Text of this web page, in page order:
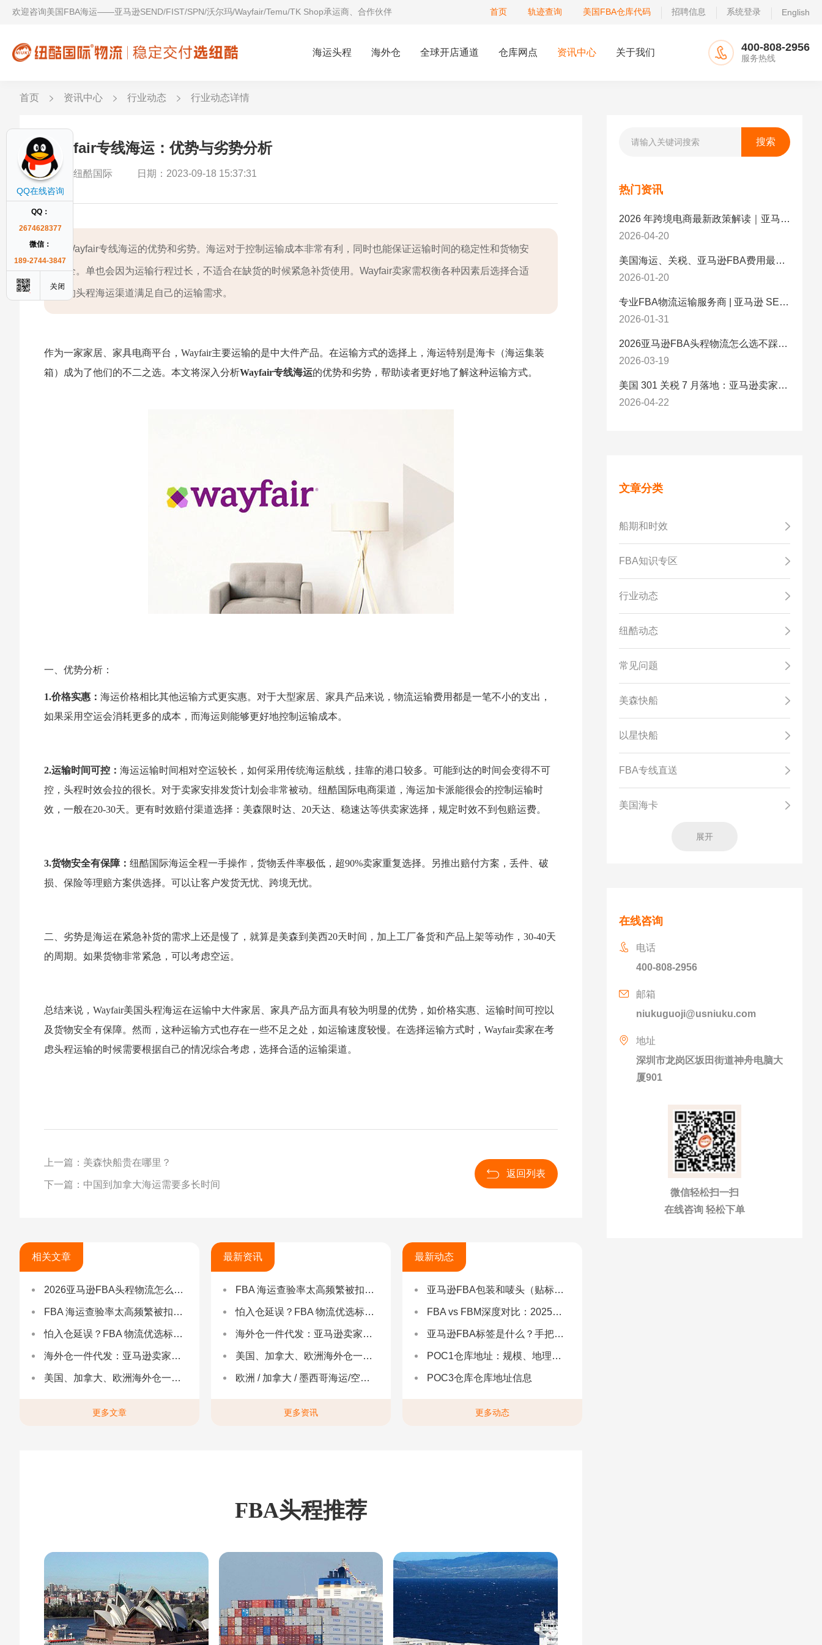
欢迎咨询美国FBA海运——亚马逊SEND/FIST/SPN/沃尔玛/Wayfair/Temu/TK Shop承运商、合作伙伴 首页 轨迹查询 美国FBA仓库代码 招聘信息 系统登录 English
海运头程 海外仓 全球开店通道 仓库网点 资讯中心 关于我们 400-808-2956
服务热线
首页 资讯中心 行业动态 行业动态详情
Wayfair专线海运：优势与劣势分析
作者：纽酷国际 日期：2023-09-18 15:37:31
Wayfair专线海运的优势和劣势。海运对于控制运输成本非常有利，同时也能保证运输时间的稳定性和货物安
全。单也会因为运输行程过长，不适合在缺货的时候紧急补货使用。Wayfair卖家需权衡各种因素后选择合适
的头程海运渠道满足自己的运输需求。
作为一家家居、家具电商平台，Wayfair主要运输的是中大件产品。在运输方式的选择上，海运特别是海卡（海运集装
箱）成为了他们的不二之选。本文将深入分析Wayfair专线海运的优势和劣势，帮助读者更好地了解这种运输方式。
一、优势分析：
1.价格实惠： 海运价格相比其他运输方式更实惠。对于大型家居、家具产品来说，物流运输费用都是一笔不小的支出，
如果采用空运会消耗更多的成本，而海运则能够更好地控制运输成本。
2.运输时间可控： 海运运输时间相对空运较长，如何采用传统海运航线，挂靠的港口较多。可能到达的时间会变得不可
控，头程时效会拉的很长。对于卖家安排发货计划会非常被动。纽酷国际电商渠道，海运加卡派能很会的控制运输时
效，一般在20-30天。更有时效赔付渠道选择：美森限时达、20天达、稳速达等供卖家选择，规定时效不到包赔运费。
3.货物安全有保障： 纽酷国际海运全程一手操作，货物丢件率极低，超90%卖家重复选择。另推出赔付方案，丢件、破
损、保险等理赔方案供选择。可以让客户发货无忧、跨境无忧。
二、劣势是海运在紧急补货的需求上还是慢了，就算是美森到美西20天时间，加上工厂备货和产品上架等动作，30-40天
的周期。如果货物非常紧急，可以考虑空运。
总结来说，Wayfair美国头程海运在运输中大件家居、家具产品方面具有较为明显的优势，如价格实惠、运输时间可控以
及货物安全有保障。然而，这种运输方式也存在一些不足之处，如运输速度较慢。在选择运输方式时，Wayfair卖家在考
虑头程运输的时候需要根据自己的情况综合考虑，选择合适的运输渠道。
返回列表
上一篇：美森快船贵在哪里？
下一篇：中国到加拿大海运需要多长时间
相关文章
2026亚马逊FBA头程物流怎么选不踩坑？SEND/FIST/SPN官方认证物流商，只有这家敢承诺“准达率第一”
FBA 海运查验率太高频繁被扣货，如何选择低查验物流货代？
怕入仓延误？FBA 物流优选标准：自营仓 + 自有车队是核心硬指标
海外仓一件代发：亚马逊卖家合规履约与长效增长解决方案
美国、加拿大、欧洲海外仓一件代发
更多文章
最新资讯
FBA 海运查验率太高频繁被扣货，如何选择低查验物流货代？
怕入仓延误？FBA 物流优选标准：自营仓 + 自有车队是核心硬指标
海外仓一件代发：亚马逊卖家合规履约与长效增长解决方案
美国、加拿大、欧洲海外仓一件代发
欧洲 / 加拿大 / 墨西哥海运/空运 | 多国海运一站式解决方案
更多资讯
最新动态
亚马逊FBA包装和唛头（贴标签）要求（2025最新详解）
FBA vs FBM深度对比：2025年卖家该如何选择？（附决策流程图）
亚马逊FBA标签是什么？手把手教你设置与避坑（附超全指南）
POC1仓库地址：规模、地理与优势分析
POC3仓库仓库地址信息
更多动态
FBA头程推荐
热门资讯
2026 年跨境电商最新政策解读｜亚马逊卖家必看：合规、成本与物流新机遇
2026-04-20
美国海运、关税、亚马逊FBA费用最新政策解读与应对策略（2026版）
2026-01-20
专业FBA物流运输服务商 | 亚马逊 SEND 官方合作伙伴纽酷国际物流
2026-01-31
2026亚马逊FBA头程物流怎么选不踩坑？SEND/FIST/SPN官方认证物流商，只有这家敢承诺“准达率第一”
2026-03-19
美国 301 关税 7 月落地：亚马逊卖家必看的 5 项合规标准与稳交付方案
2026-04-22
文章分类
船期和时效
FBA知识专区
行业动态
纽酷动态
常见问题
美森快船
以星快船
FBA专线直送
美国海卡
展开
在线咨询
电话
400-808-2956
邮箱
niukuguoji@usniuku.com
地址
深圳市龙岗区坂田街道神舟电脑大
厦901
微信轻松扫一扫
在线咨询 轻松下单
QQ在线咨询
QQ：
2674628377
微信：
189-2744-3847